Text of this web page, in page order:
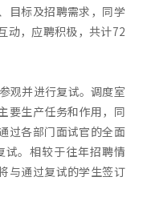
目标及招聘需求，同学
动，应聘积极，共计72
观并进行复试。调度室
要生产任务和作用，同
过各部门面试官的全面
试。相较于往年招聘情
与通过复试的学生签订